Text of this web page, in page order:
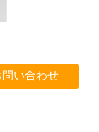
問い合わせ